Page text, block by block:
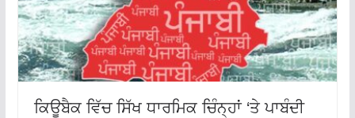
ਕਿਊਬੈਕ ਵਿੱਚ ਸਿੱਖ ਧਾਰਮਿਕ ਚਿੰਨ੍ਹਾਂ ‘ਤੇ ਪਾਬੰਦੀ